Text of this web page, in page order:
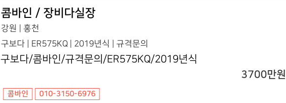
콤바인 / 장비다실장
강원 | 홍천
구보다 | ER575KQ | 2019년식 | 규격문의
구보다/콤바인/규격문의/ER575KQ/2019년식
3700만원
콤바인 010-3150-6976